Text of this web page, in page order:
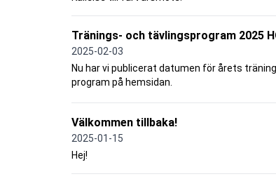
Tränings- och tävlingsprogram 2025
2025-02-03
Nu har vi publicerat datumen för årets
program på hemsidan.
Välkommen tillbaka!
2025-01-15
Hej!